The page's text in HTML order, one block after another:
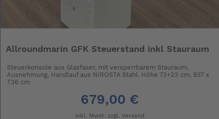
Allroundmarin GFK Steuerstand inkl Stauraum
Steuerkonsole aus Glasfaser, mit versperrbarem Stauraum,
Ausnehmung, Handlauf aus NIROSTA Stahl. Höhe 73+23 cm, B37 x
T36 cm
679,00 €
inkl. Mwst. zzgl. Versand